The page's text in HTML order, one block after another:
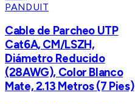
PANDUIT
Cable de Parcheo UTP
Cat6A, CM/LSZH,
Diámetro Reducido
(28AWG), Color Blanco
Mate, 2.13 Metros (7 Pies)